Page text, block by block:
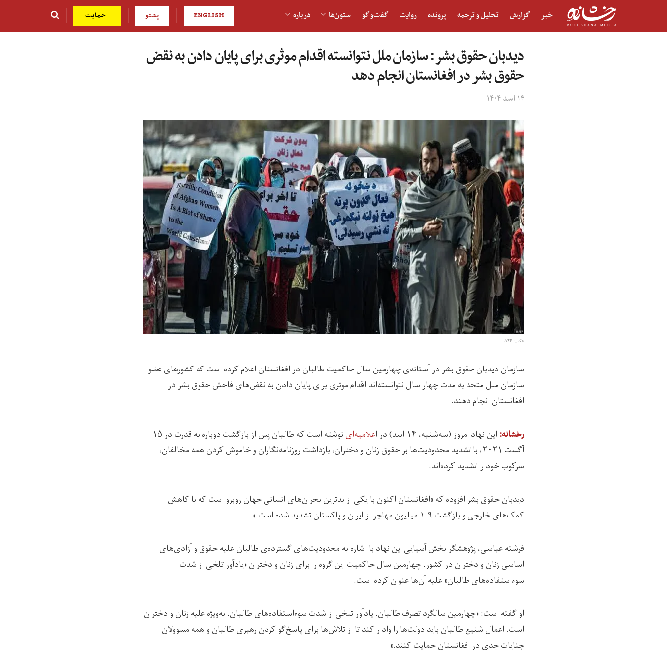
خبر گزارش تحلیل و ترجمه پرونده روایت گفت‌و‎گو ستون‌ها درباره ENGLISH پشتو حمایت
دیدبان حقوق بشر: سازمان ملل نتوانسته اقدام موثری برای پایان دادن به نقض‌
حقوق بشر در افغانستان انجام دهد
۱۴ اسد ۱۴۰۴
عکس: AFP
سازمان دیدبان حقوق بشر در آستانه‌ی چهارمین سال حاکمیت طالبان در افغانستان اعلام کرده است که کشورهای عضو
سازمان ملل متحد به مدت چهار سال نتوانسته‌اند اقدام موثری برای پایان دادن به نقض‌های فاحش حقوق بشر در
افغانستان انجام دهند.
رخشانه: اين نهاد امروز (سه‌شنبه، ۱۴ اسد) در ا علامیه‌ای
نوشته است که طالبان پس از بازگشت دوباره به قدرت در ۱۵
آگست ۲۰۲۱، با تشدید محدودیت‌ها بر حقوق زنان و دختران، بازداشت روزنامه‌نگاران و خاموش کردن همه مخالفان،
سرکوب خود را تشدید کرده‌اند.
دیدبان حقوق بشر افزوده که «افغانستان اکنون با یکی از بدترین بحران‌های انسانی جهان روبرو است که با کاهش
کمک‌های خارجی و بازگشت ۱.۹ میلیون مهاجر از ایران و پاکستان تشدید شده است.»
فرشته عباسی، پژوهشگر بخش آسیایی این نهاد با اشاره به محدودیت‌های گسترده‌ی طالبان علیه حقوق و آزادی‌های
اساسی زنان و دختران در کشور، چهارمین سال حاکمیت این گروه را برای زنان و دختران «یادآور تلخی از شدت
سوءاستفاده‌های طالبان» علیه آن‌ها عنوان کرده است.
او گفته است: «چهارمین سالگرد تصرف طالبان، یادآور تلخی از شدت سوءاستفاده‌های طالبان، به‌ویژه علیه زنان و دختران
است. اعمال شنیع طالبان باید دولت‌ها را وادار کند تا از تلاش‌ها برای پاسخ‌گو کردن رهبری طالبان و همه مسوولان
جنایات جدی در افغانستان حمایت کنند.»